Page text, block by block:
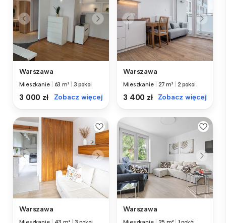
Warszawa
Mieszkanie 63 m² 3 pokoi
3 000 zł Zobacz więcej
Warszawa
Mieszkanie 27 m² 2 pokoi
3 400 zł Zobacz więcej
Warszawa Warszawa